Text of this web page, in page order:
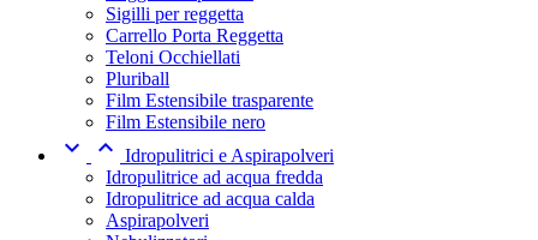
Sigilli per reggetta
Carrello Porta Reggetta
Teloni Occhiellati
Pluriball
Film Estensibile trasparente
Film Estensibile nero
  Idropulitrici e Aspirapolveri
Idropulitrice ad acqua fredda
Idropulitrice ad acqua calda
Aspirapolveri